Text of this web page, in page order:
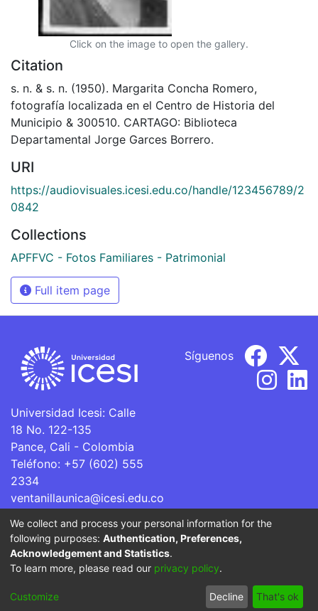
Click on the image to open the gallery.
Citation
s. n. & s. n. (1950). Margarita Concha Romero,
fotografía localizada en el Centro de Historia del
Municipio & 300510. CARTAGO: Biblioteca
Departamental Jorge Garces Borrero.
URI
https://audiovisuales.icesi.edu.co/handle/123456789/2
0842
Collections
APFFVC - Fotos Familiares - Patrimonial
Full item page
Universidad Icesi: Calle
18 No. 122-135
Pance, Cali - Colombia
Teléfono: +57 (602) 555
2334
ventanillaunica@icesi.edu.co
Síguenos
La Universidad Icesi es una Institución de Educación
Superior que se encuentra sujeta a inspección y vigilancia
por parte del Ministerio de Educación Nacional.
Cookie
End User
Agreement
Send
Feedback
We collect and process your personal information for the
following purposes: Authentication, Preferences,
Acknowledgement and Statistics.
To learn more, please read our privacy policy.
Customize Decline That's ok